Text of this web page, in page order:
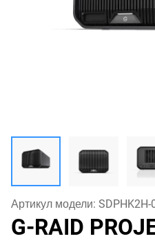
Артикул модели: SDPHK2H-
G-RAID